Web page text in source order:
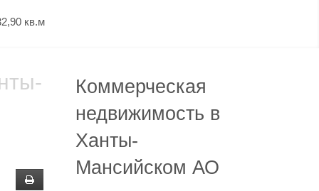
кв.м
Коммерческая
недвижимость в
Ханты-
Мансийском АО